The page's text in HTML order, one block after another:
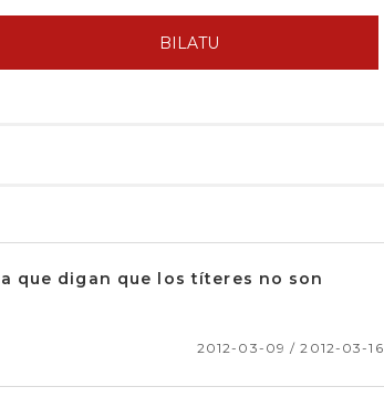
BILATU
que digan que los títeres no son
2012-03-09 / 2012-03-16